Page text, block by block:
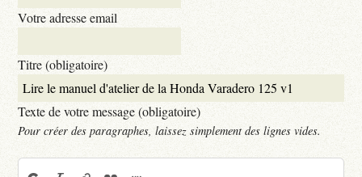
Votre adresse email
Titre (obligatoire)
Texte de votre message (obligatoire)
Pour créer des paragraphes, laissez simplement des lignes vides.